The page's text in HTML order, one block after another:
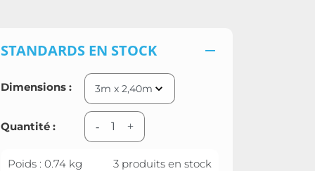
STANDARDS EN STOCK 
Dimensions :
Quantité : - +
Poids : 0.74 kg 3 produits en stock